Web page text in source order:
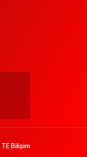
TE Bilişim